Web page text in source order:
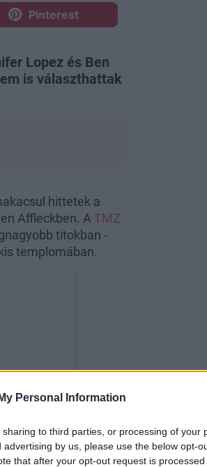
Personal Information
to third parties, or processing of your
by us, please use the below opt-
that after your opt-out request is
Pinterest
Lopez és Ben
is választhattak
hittetek a
Affleckben. A TMZ
titokban -
templomában.